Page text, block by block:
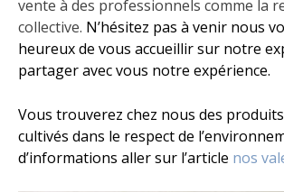
vente à des professionnels comme la
collective. N’hésitez pas à venir nous
heureux de vous accueillir sur notre
partager avec vous notre expérience.
Vous trouverez chez nous des
cultivés dans le respect de
d’informations aller sur l’article nos